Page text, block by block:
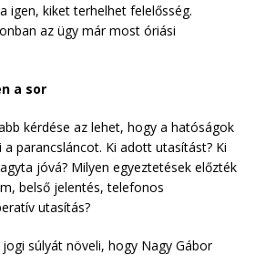
igen, kiket terhelhet felelősség.
az ügy már most óriási
a sor
kérdése az lehet, hogy a hatóságok
parancsláncot. Ki adott utasítást? Ki
jóvá? Milyen egyeztetések előzték
belső jelentés, telefonos
utasítás?
súlyát növeli, hogy Nagy Gábor